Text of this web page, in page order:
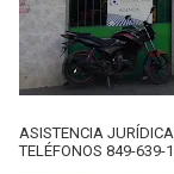
ASISTENCIA
TELÉFONOS 849-